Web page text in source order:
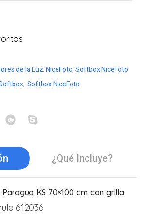
de la Luz, NiceFoto, Softbox NiceFoto
, Softbox NiceFoto
¿Qué Incluye?
KS 70×100 cm con grilla
612036